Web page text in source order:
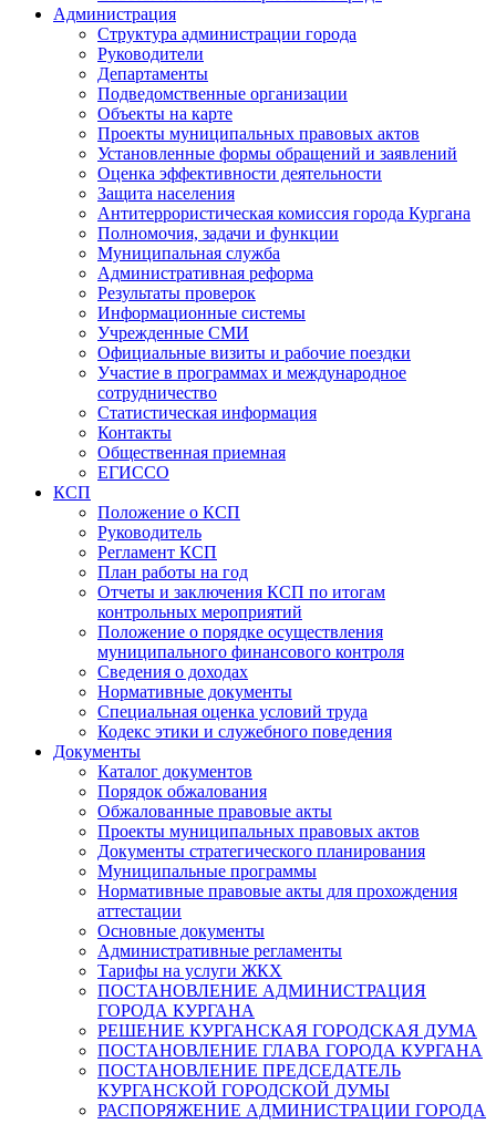
Администрация
Структура администрации города
Руководители
Департаменты
Подведомственные организации
Объекты на карте
Проекты муниципальных правовых актов
Установленные формы обращений и заявлений
Оценка эффективности деятельности
Защита населения
Антитеррористическая комиссия города Кургана
Полномочия, задачи и функции
Муниципальная служба
Административная реформа
Результаты проверок
Информационные системы
Учрежденные СМИ
Официальные визиты и рабочие поездки
Участие в программах и международное
сотрудничество
Статистическая информация
Контакты
Общественная приемная
ЕГИССО
КСП
Положение о КСП
Руководитель
Регламент КСП
План работы на год
Отчеты и заключения КСП по итогам
контрольных мероприятий
Положение о порядке осуществления
муниципального финансового контроля
Сведения о доходах
Нормативные документы
Специальная оценка условий труда
Кодекс этики и служебного поведения
Документы
Каталог документов
Порядок обжалования
Обжалованные правовые акты
Проекты муниципальных правовых актов
Документы стратегического планирования
Муниципальные программы
Нормативные правовые акты для прохождения
аттестации
Основные документы
Административные регламенты
Тарифы на услуги ЖКХ
ПОСТАНОВЛЕНИЕ АДМИНИСТРАЦИЯ
ГОРОДА КУРГАНА
РЕШЕНИЕ КУРГАНСКАЯ ГОРОДСКАЯ ДУМА
ПОСТАНОВЛЕНИЕ ГЛАВА ГОРОДА КУРГАНА
ПОСТАНОВЛЕНИЕ ПРЕДСЕДАТЕЛЬ
КУРГАНСКОЙ ГОРОДСКОЙ ДУМЫ
РАСПОРЯЖЕНИЕ АДМИНИСТРАЦИИ ГОРОДА